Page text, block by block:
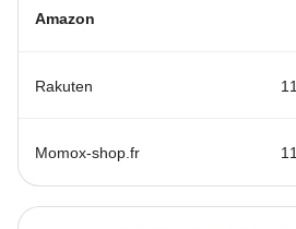
Amazon
Rakuten
Momox-shop.fr